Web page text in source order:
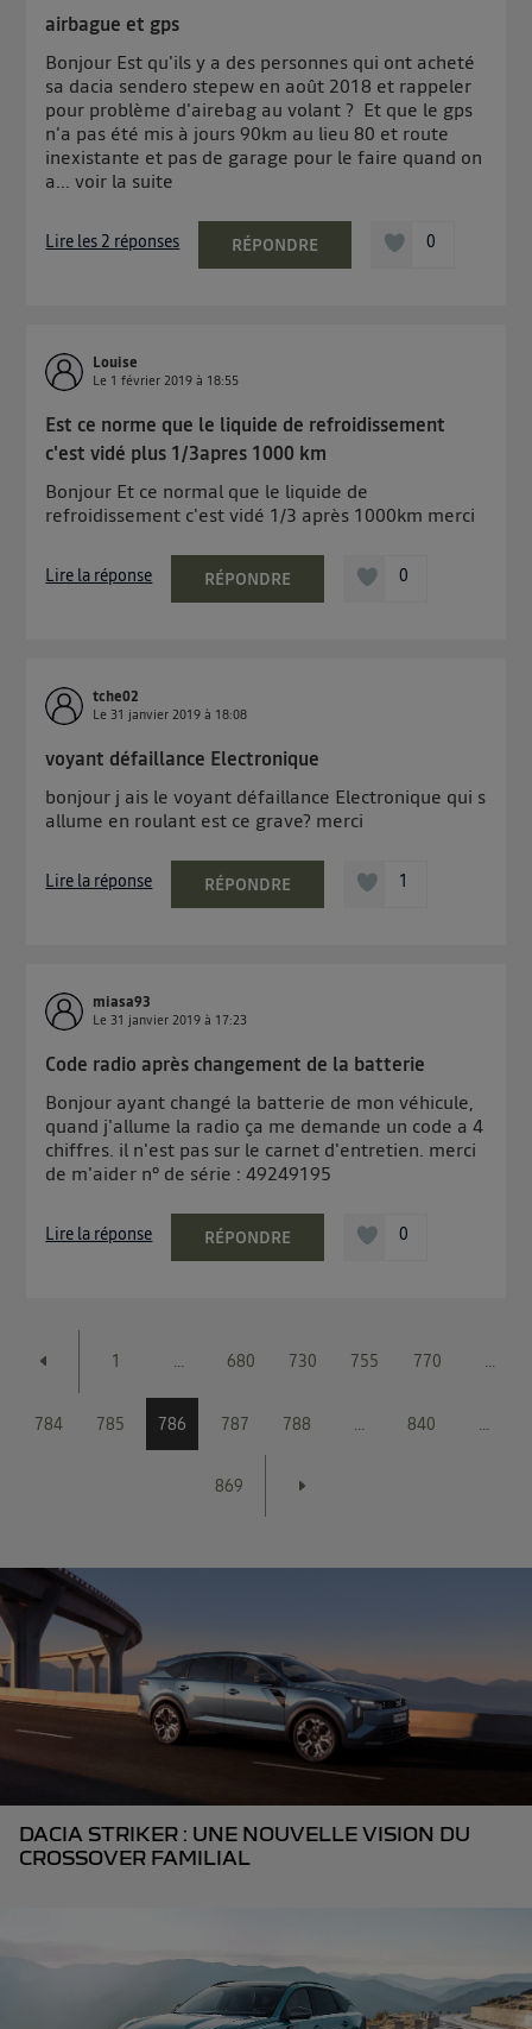
airbague et gps
Bonjour Est qu'ils y a des personnes qui ont acheté
sa dacia sendero stepew en août 2018 et rappeler
pour problème d'airebag au volant ? Et que le gps
n'a pas été mis à jours 90km au lieu 80 et route
inexistante et pas de garage pour le faire quand on
a...voir la suite
Lire les 2 réponses RÉPONDRE 0
Louise
Le 1 février 2019 à 18:55
Est ce norme que le liquide de refroidissement
c'est vidé plus 1/3apres 1000 km
Bonjour Et ce normal que le liquide de
refroidissement c'est vidé 1/3 après 1000km merci
Lire la réponse RÉPONDRE 0
tche02
Le31 janvier 2019 à 18:08
voyant défaillance Electronique
bonjour j ais le voyant défaillance Electronique qui s
allume en roulant est ce grave? merci
Lire la réponse RÉPONDRE 1
miasa93
Le31 janvier 2019 à 17:23
Code radio après changement de la batterie
Bonjour ayant changé la batterie de mon véhicule,
quand j'allume la radio ça me demande un code a 4
chiffres. il n'est pas sur le carnet d'entretien. merci
de m'aider n° de série : 49249195
Lire la réponse RÉPONDRE 0
1 ... 680 730 755 770 ...
784 785 786 787 788 ... 840 ...
869
DACIA STRIKER : UNE NOUVELLE VISION DU
CROSSOVER FAMILIAL